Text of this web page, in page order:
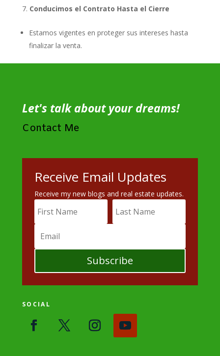
Conducimos el Contrato Hasta el Cierre
Estamos vigentes en proteger sus intereses hasta
finalizar la venta.
Let's talk about your dreams!
Contact Me
Receive Email Updates
Receive my new blogs and real estate updates.
Subscribe
SOCIAL